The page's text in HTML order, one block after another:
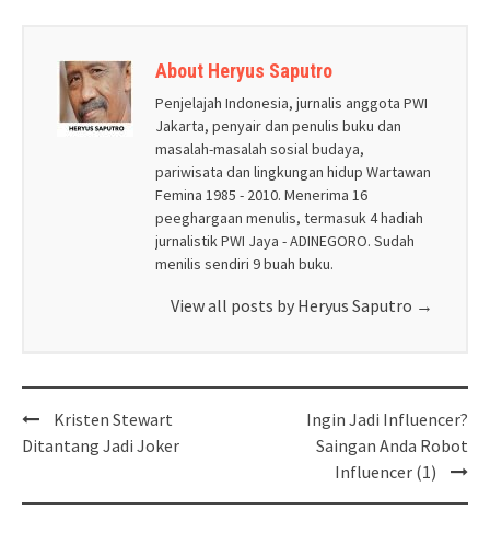
About Heryus Saputro
Penjelajah Indonesia, jurnalis anggota PWI
Jakarta, penyair dan penulis buku dan
masalah-masalah sosial budaya,
pariwisata dan lingkungan hidup Wartawan
Femina 1985 - 2010. Menerima 16
peeghargaan menulis, termasuk 4 hadiah
jurnalistik PWI Jaya - ADINEGORO. Sudah
menilis sendiri 9 buah buku.
View all posts by Heryus Saputro →
Post
navigation
Kristen Stewart
Ditantang Jadi Joker
Ingin Jadi Influencer?
Saingan Anda Robot
Influencer (1)